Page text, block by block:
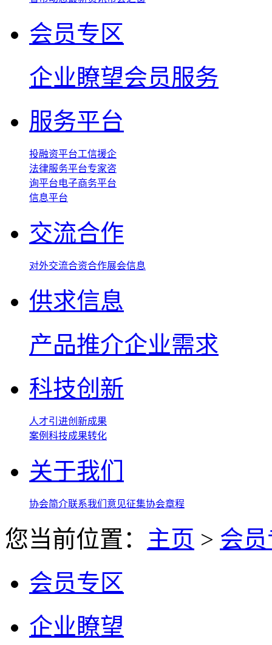
会员专区
企业瞭望会员服务
服务平台
投融资平台工信援企
法律服务平台专家咨
询平台电子商务平台
信息平台
交流合作
对外交流合资合作展会信息
供求信息
产品推介企业需求
科技创新
人才引进创新成果
案例 科技成果转化
关于我们
协会简介联系我们 意见征集协会章程
您当前位置： 主页 > 会
会员专区
企业瞭望